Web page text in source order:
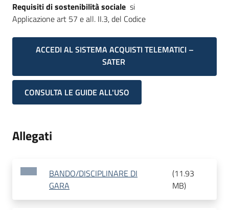
Requisiti di sostenibilità sociale si
Applicazione art 57 e all. II.3, del Codice
ACCEDI AL SISTEMA ACQUISTI TELEMATICI –
SATER
CONSULTA LE GUIDE ALL'USO
Allegati
BANDO/DISCIPLINARE DI
GARA
(11.93
MB)